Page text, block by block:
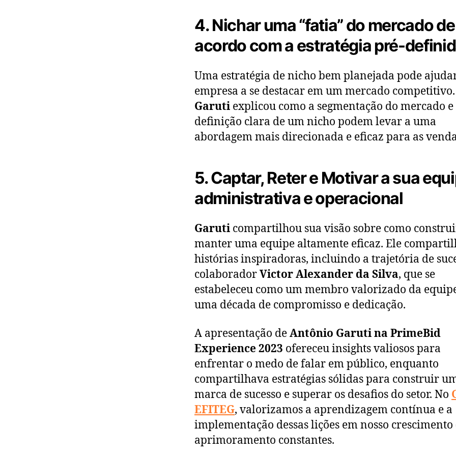
4. Nichar uma “fatia” do mercado de
acordo com a estratégia pré-
Uma estratégia de nicho bem planejada pode
empresa a se destacar em um mercado competitivo.
Garuti explicou como a segmentação do mercado e
definição clara de um nicho podem levar a uma
abordagem mais direcionada e eficaz para as
5. Captar, Reter e Motivar a sua
administrativa e operacional
Garuti compartilhou sua visão sobre como
manter uma equipe altamente eficaz. Ele
histórias inspiradoras, incluindo a trajetória de
colaboradorVictor Alexander da Silva, que se
estabeleceu como um membro valorizado da
uma década de compromisso e dedicação.
A apresentação deAntônio Garutina PrimeBid
Experience 2023 ofereceu insights valiosos para
enfrentar o medo de falar em público, enquanto
compartilhava estratégias sólidas para construir
marca de sucesso e superar os desafios do setor. No
EFITEG, valorizamos a aprendizagem contínua e a
implementação dessas lições em nosso crescimento
aprimoramento constantes.